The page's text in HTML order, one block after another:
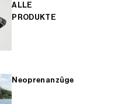
ALLE
PRODUKTE
Neoprenanzüge